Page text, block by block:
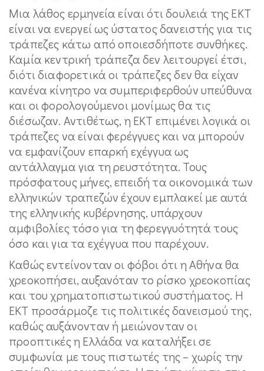
Μια λάθος ερμηνεία είναι ότι δουλειά της ΕΚΤ
είναι να ενεργεί ως ύστατος δανειστής για τις
τράπεζες κάτω από οποιεσδήποτε συνθήκες.
Καμία κεντρική τράπεζα δεν λειτουργεί έτσι,
διότι διαφορετικά οι τράπεζες δεν θα είχαν
κανένα κίνητρο να συμπεριφερθούν υπεύθυνα
και οι φορολογούμενοι μονίμως θα τις
διέσωζαν. Αντιθέτως, η ΕΚΤ επιμένει λογικά οι
τράπεζες να είναι φερέγγυες και να μπορούν
να εμφανίζουν επαρκή εχέγγυα ως
αντάλλαγμα για τη ρευστότητα. Τους
πρόσφατους μήνες, επειδή τα οικονομικά των
ελληνικών τραπεζών έχουν εμπλακεί με αυτά
της ελληνικής κυβέρνησης, υπάρχουν
αμφιβολίες τόσο για τη φερεγγυότητά τους
όσο και για τα εχέγγυα που παρέχουν.
Καθώς εντείνονταν οι φόβοι ότι η Αθήνα θα
χρεοκοπήσει, αυξανόταν το ρίσκο χρεοκοπίας
και του χρηματοπιστωτικού συστήματος. Η
ΕΚΤ προσάρμοζε τις πολιτικές δανεισμού της,
καθώς αυξάνονταν ή μειώνονταν οι
προοπτικές η Ελλάδα να καταλήξει σε
συμφωνία με τους πιστωτές της – χωρίς την